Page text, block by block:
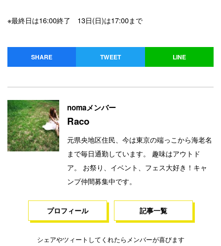
※最終日は16:00終了 13日(日)は17:00まで
SHARE TWEET LINE
nomaメンバー
Raco
元県央地区住民、今は東京の端っこから海老名
まで毎日通勤しています。 趣味はアウトド
ア。 お祭り、イベント、フェス大好き！キャ
ンプ仲間募集中です。
プロフィール 記事一覧
シェアやツィートしてくれたらメンバーが喜びます